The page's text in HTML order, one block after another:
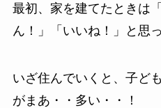
最初、家を建てたときは
ん！」「いいね！」と思
いざ住んでいくと、子ど
がまあ・・多い・・！